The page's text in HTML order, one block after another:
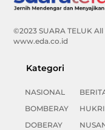
©2023 SUARA TELUK
www.eda.co.id
Kategori
NASIONAL
BOMBERAY
DOBERAY